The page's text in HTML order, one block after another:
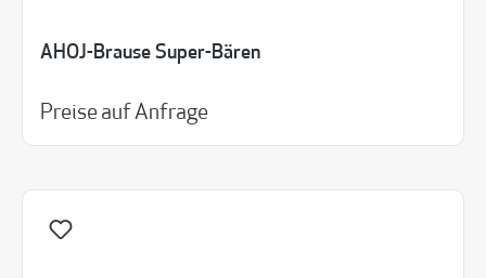
AHOJ-Brause Super-Bären
Preise auf Anfrage